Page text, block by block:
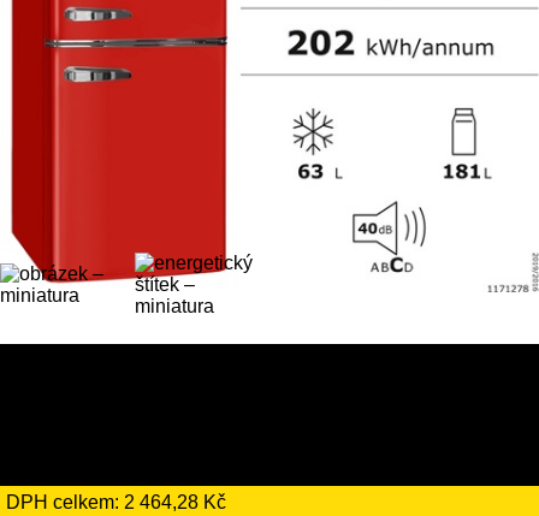
DPH celkem: 2 464,28 Kč